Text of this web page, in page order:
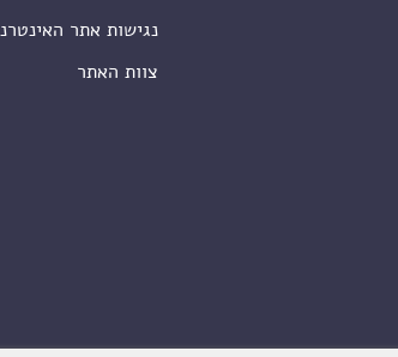
נגישות אתר
צוות האתר